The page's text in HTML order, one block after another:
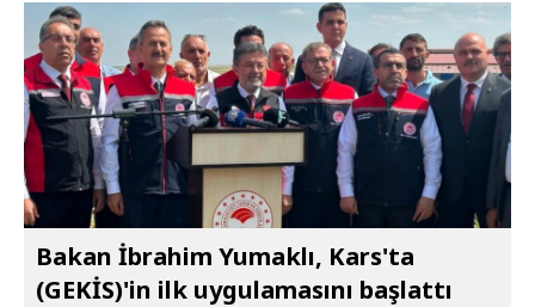
Bakan İbrahim Yumaklı, Kars'ta
(GEKİS)'in ilk uygulamasını başlattı